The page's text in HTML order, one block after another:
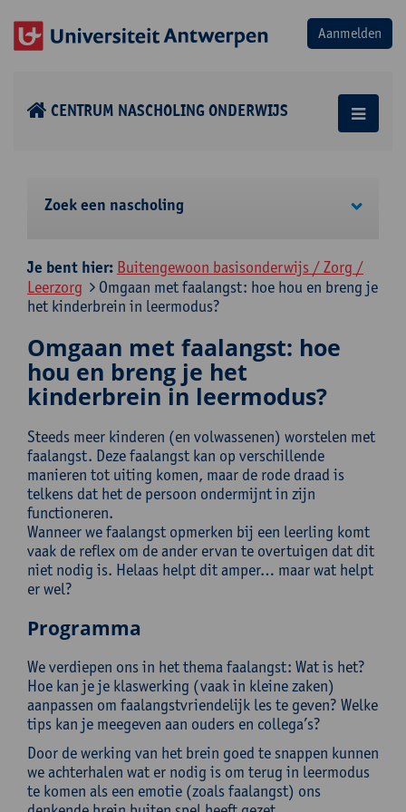
CENTRUM NASCHOLING ONDERWIJS
Zoek een nascholing
Je bent hier: Buitengewoon basisonderwijs / Zorg /
Leerzorg
Omgaan met faalangst: hoe hou en breng je
het kinderbrein in leermodus?
Omgaan met faalangst: hoe
hou en breng je het
kinderbrein in leermodus?
Steeds meer kinderen (en volwassenen) worstelen met
faalangst. Deze faalangst kan op verschillende
manieren tot uiting komen, maar de rode draad is
telkens dat het de persoon ondermijnt in zijn
functioneren.
Wanneer we faalangst opmerken bij een leerling komt
vaak de reflex om de ander ervan te overtuigen dat dit
niet nodig is. Helaas helpt dit amper… maar wat helpt
er wel?
Programma
We verdiepen ons in het thema faalangst: Wat is het?
Hoe kan je je klaswerking (vaak in kleine zaken)
aanpassen om faalangstvriendelijk les te geven? Welke
tips kan je meegeven aan ouders en collega’s?
Door de werking van het brein goed te snappen kunnen
we achterhalen wat er nodig is om terug in leermodus
te komen als een emotie (zoals faalangst) ons